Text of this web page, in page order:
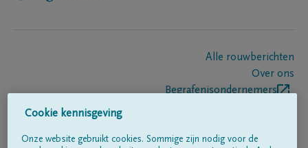
Alle rouwberichten
Over ons
Begrafenisondernemers
Cookie kennisgeving
Onze website gebruikt cookies. Sommige zijn nodig voor de